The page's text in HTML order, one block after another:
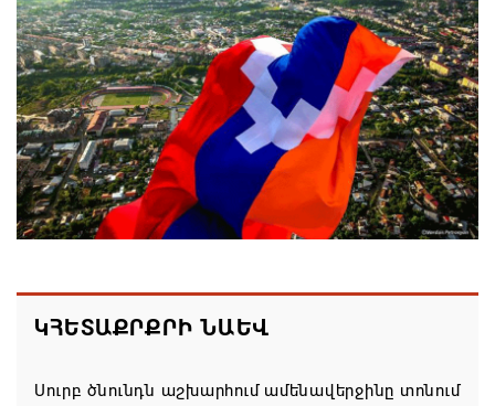
06.08.2026 20:30
ՌԴ–ն ՀՀ–ից երկաթուղու կոնցեսիոն
կառավարման մասին պաշտոնական դիմում չի
ստացել. Օվերչուկ
06.08.2026 19:03
Հայաստանյայց Առաքելական Եկեղեցու
կառավարության հետ խորացող
հակամարտության պատճառով․ Reuters-ի
ԿՀԵՏԱՔՐՔՐԻ ՆԱԵՎ
Սուրբ ծնունդն աշխարհում ամենավերջինը տոնում